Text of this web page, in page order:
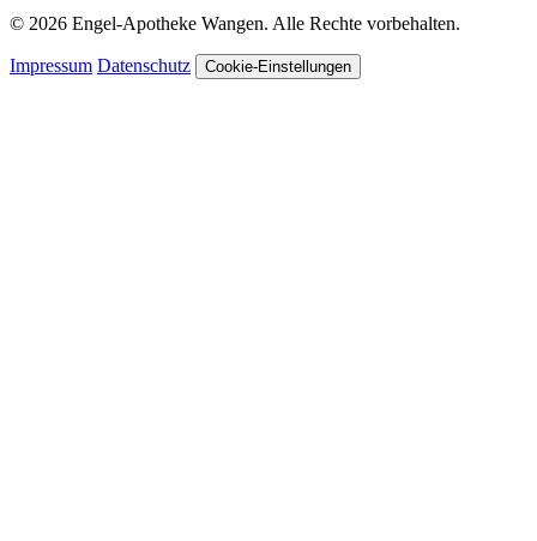
© 2026 Engel-Apotheke Wangen. Alle Rechte vorbehalten.
Impressum Datenschutz Cookie-Einstellungen